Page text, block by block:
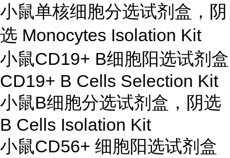
小鼠单核细胞分选试剂盒，阴
选 Monocytes Isolation Kit
小鼠CD19+ B细胞阳选试剂盒
CD19+ B Cells Selection Kit
小鼠B细胞分选试剂盒，阴选
B Cells Isolation Kit
小鼠CD56+ 细胞阳选试剂盒